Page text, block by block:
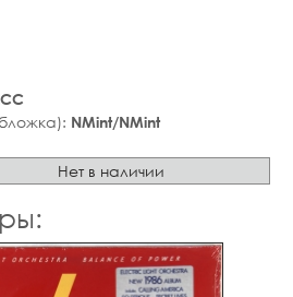
NMint/NMint
Нет в наличии